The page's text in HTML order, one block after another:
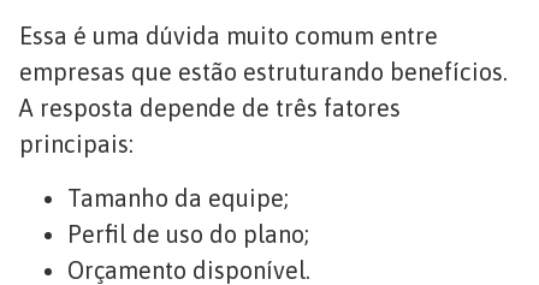
Essa é uma dúvida muito comum entre
empresas que estão estruturando benefícios.
A resposta depende de três fatores
principais:
Tamanho da equipe;
Perfil de uso do plano;
Orçamento disponível.